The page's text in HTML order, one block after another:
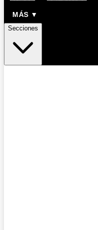
MÁS ▼
Secciones